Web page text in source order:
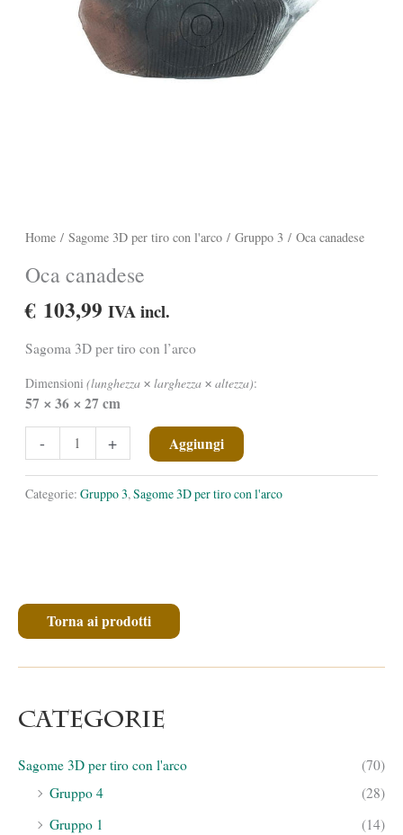
Torna ai prodotti
Categorie
Sagome 3D per tiro con l'arco
(70)
Gruppo 4
(28)
Gruppo 1
(14)
Home/ Sagome 3D per tiro con l'arco/ Gruppo 3 / Oca canadese
Oca canadese
€ 103,99 IVA incl.
Sagoma 3D per tiro con l’arco
Dimensioni (lunghezza ✕ larghezza ✕ altezza):
57 ✕ 36 ✕ 27 cm
-
canadese
+ Aggiungi
Categorie: Gruppo 3,Sagome 3D per tiro con l'arco